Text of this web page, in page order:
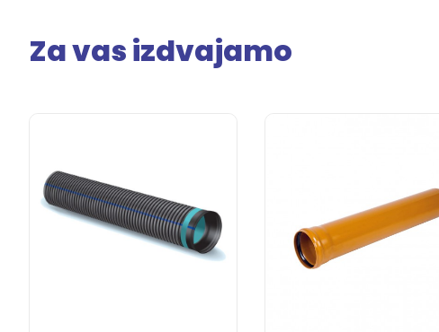
Za vas izdvajamo